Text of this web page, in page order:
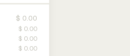
$ 0.00
$ 0.00
$ 0.00
$ 0.00